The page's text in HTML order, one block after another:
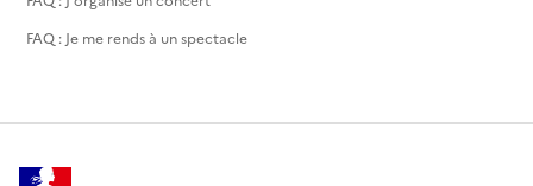
FAQ : Je me rends à un spectacle